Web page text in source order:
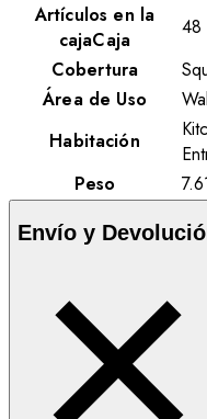
Artículos en la
cajaCaja
48
Cobertura
Área de Uso
Habitación
Peso
Envío y